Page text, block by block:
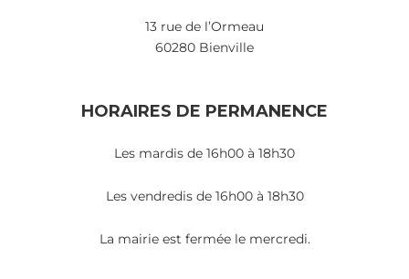
13 rue de l’Ormeau
60280 Bienville
HORAIRES DE PERMANENCE
Les mardis de 16h00 à 18h30
Les vendredis de 16h00 à 18h30
La mairie est fermée le mercredi.